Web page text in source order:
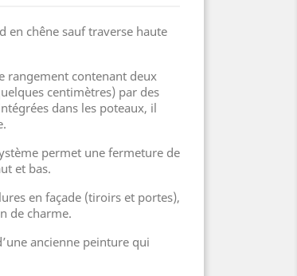
en chêne sauf traverse haute
rangement contenant deux
centimètres) par des
dans les poteaux, il
permet une fermeture de
et bas.
en façade (tiroirs et portes),
de charme.
ancienne peinture qui